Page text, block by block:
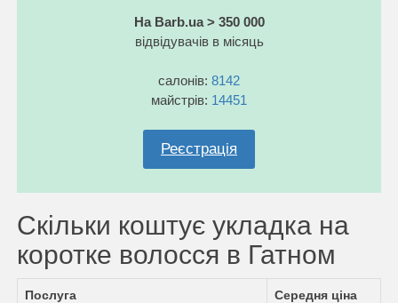
На Barb.ua > 350 000
відвідувачів в місяць
салонів: 8142
майстрів: 14451
Реєстрація
Скільки коштує укладка на
коротке волосся в Гатном
Послуга Середня ціна